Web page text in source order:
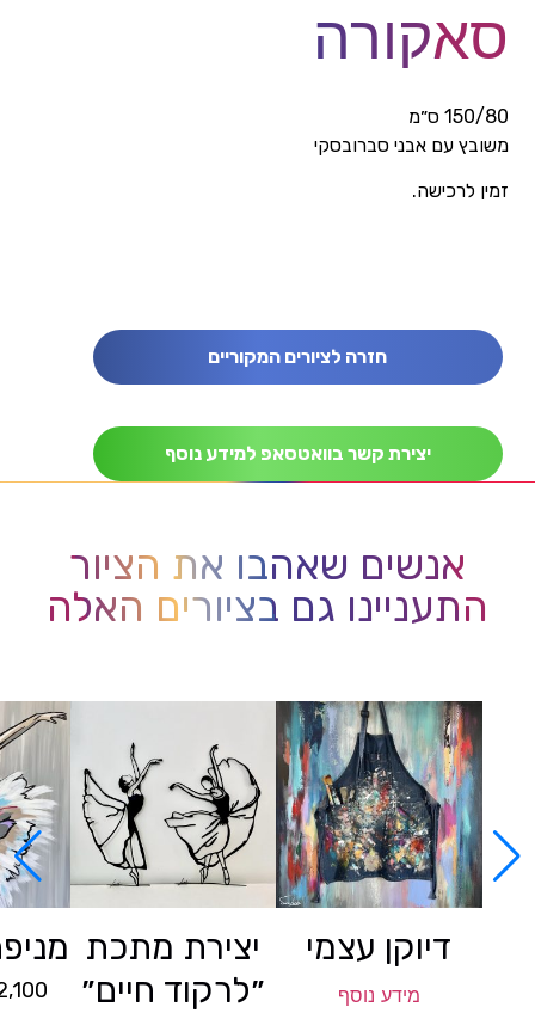
סאקורה
150/80 ס״מ
משובץ עם אבני סברובסקי
זמין לרכישה.
חזרה לציורים המקוריים
יצירת קשר בוואטסאפ למידע נוסף
אנשים שאהבו את הציור
התעניינו גם בציורים האלה
דיוקן עצמי
מידע נוסף
יצירת מתכת
״לרקוד חיים״